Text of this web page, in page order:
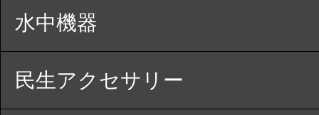
水中機器
民生アクセサリー